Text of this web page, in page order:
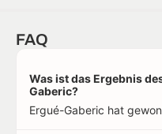
FAQ
Was ist das Ergebnis
Gaberic?
Ergué-Gaberic hat